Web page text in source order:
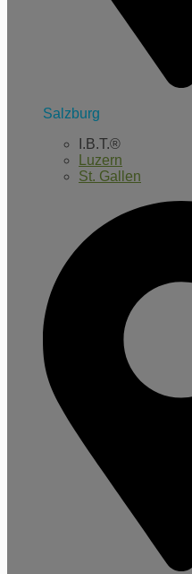
Salzburg
I.B.T.®
Luzern
St. Gallen